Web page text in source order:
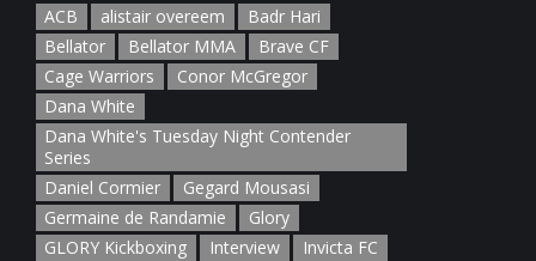
ACB alistair overeem
Badr Hari
Bellator
Bellator MMA
Brave CF
Cage Warriors
Conor McGregor
Dana White
Dana White's Tuesday Night Contender
Series
Daniel Cormier
Gegard Mousasi
Germaine de Randamie
Glory
GLORY Kickboxing
Interview
Invicta FC